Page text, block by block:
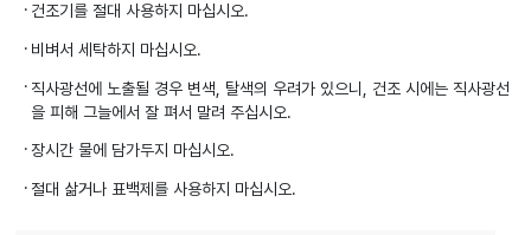
건조기를 절대 사용하지 마십시오.
비벼서 세탁하지 마십시오.
직사광선에 노출될 경우 변색, 탈색의 우려가 있으니, 건조 시에는 직사광선
을 피해 그늘에서 잘 펴서 말려 주십시오.
장시간 물에 담가두지 마십시오.
절대 삶거나 표백제를 사용하지 마십시오.